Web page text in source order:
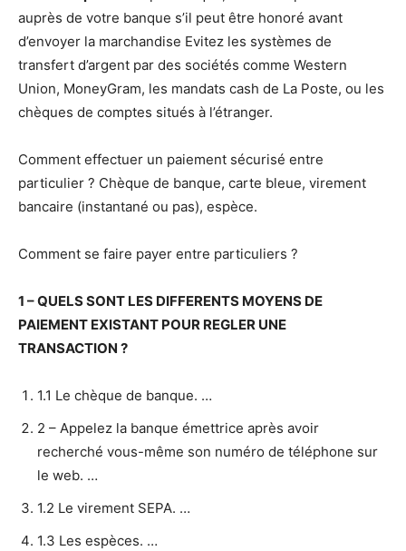
auprès de votre banque s’il peut être honoré avant
d’envoyer la marchandise Evitez les systèmes de
transfert d’argent par des sociétés comme Western
Union, MoneyGram, les mandats cash de La Poste, ou les
chèques de comptes situés à l’étranger.
Comment effectuer un paiement sécurisé entre
particulier ? Chèque de banque, carte bleue, virement
bancaire (instantané ou pas), espèce.
Comment se faire payer entre particuliers ?
1 – QUELS SONT LES DIFFERENTS MOYENS DE
PAIEMENT EXISTANT POUR REGLER UNE
TRANSACTION ?
1.1 Le chèque de banque. …
2 – Appelez la banque émettrice après avoir
recherché vous-même son numéro de téléphone sur
le web. …
1.2 Le virement SEPA. …
1.3 Les espèces. …